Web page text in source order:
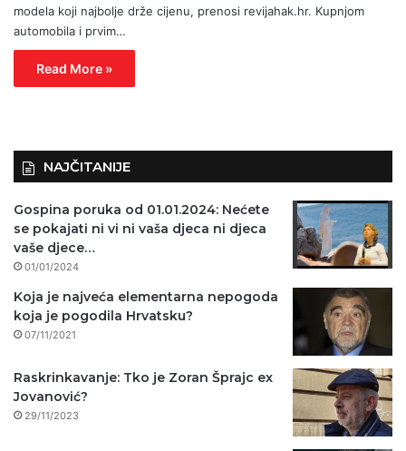
modela koji najbolje drže cijenu, prenosi revijahak.hr. Kupnjom
automobila i prvim…
Read More »
NAJČITANIJE
Gospina poruka od 01.01.2024: Nećete
se pokajati ni vi ni vaša djeca ni djeca
vaše djece…
01/01/2024
Koja je najveća elementarna nepogoda
koja je pogodila Hrvatsku?
07/11/2021
Raskrinkavanje: Tko je Zoran Šprajc ex
Jovanović?
29/11/2023